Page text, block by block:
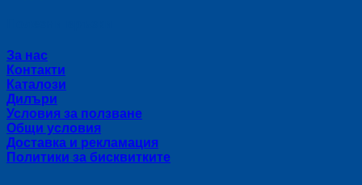
За нас
Контакти
Каталози
Дилъри
Условия за ползване
Общи условия
Доставка и рекламация
Политики за бисквитките